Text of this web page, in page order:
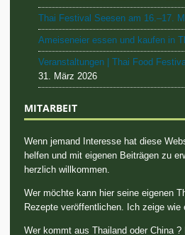
Thai Festival Seesen am 16.–17.
Ameiseneier essen und kaufen in
Veranstaltungen | Thai Food
31. März 2026
MITARBEIT
Wenn jemand Interesse hat diese
helfen und mit eigenen Beiträgen zu
herzlich willkommen.
Wer möchte kann hier seine eigenen
Rezepte veröffentlichen. Ich zeige wie
Wer kommt aus Thailand oder China